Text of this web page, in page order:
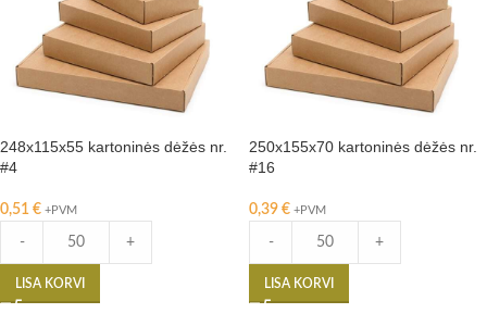
248x115x55 kartoninės dėžės nr.
#4
0,51 € +PVM
- +
LISA KORVI
250x155x70 kartoninės dėžės nr.
#16
0,39 € +PVM
- +
LISA KORVI